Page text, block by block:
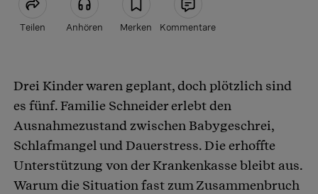
Teilen Anhören Merken Kommentare
Drei Kinder waren geplant, doch plötzlich sind
es fünf. Familie Schneider erlebt den
Ausnahmezustand zwischen Babygeschrei,
Schlafmangel und Dauerstress. Die erhoffte
Unterstützung von der Krankenkasse bleibt aus.
Warum die Situation fast zum Zusammenbruch